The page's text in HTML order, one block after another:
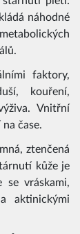
náhodné
faktory,
kouření,
Vnitřní
čase.
ztenčená
kůže je
se vráskami,
aktinickými